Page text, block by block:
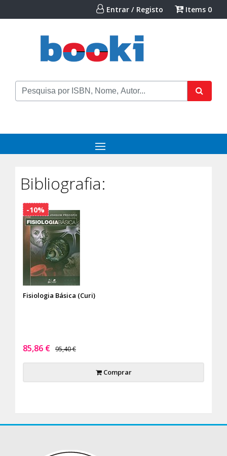
Entrar / Registo Items 0
Bibliografia:
Fisiologia Básica (Curi)
85,86 € 95,40 €
Comprar
-10%